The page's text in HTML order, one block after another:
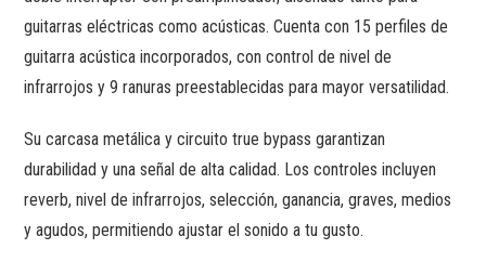
guitarras eléctricas como acústicas. Cuenta con 15 perfiles de
guitarra acústica incorporados, con control de nivel de
infrarrojos y 9 ranuras preestablecidas para mayor versatilidad.
Su carcasa metálica y circuito true bypass garantizan
durabilidad y una señal de alta calidad. Los controles incluyen
reverb, nivel de infrarrojos, selección, ganancia, graves, medios
y agudos, permitiendo ajustar el sonido a tu gusto.